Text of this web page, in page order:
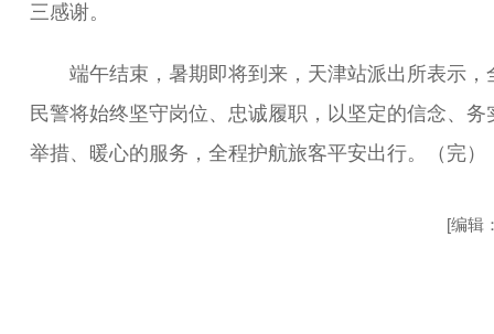
三感谢。
端午结束，暑期即将到来，天津站派出所表示，
民警将始终坚守岗位、忠诚履职，以坚定的信念、务
举措、暖心的服务，全程护航旅客平安出行。（完）
[编辑